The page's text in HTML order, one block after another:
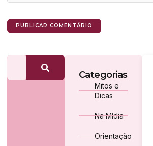
Categorias
Mitos e
Dicas
Na Mídia
Orientação